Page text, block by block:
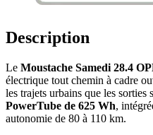
Description
Le Moustache Samedi 28.4
électrique tout chemin à cadre
les trajets urbains que les sorties
PowerTube de 625 Wh,
autonomie de 80 à 110 km.